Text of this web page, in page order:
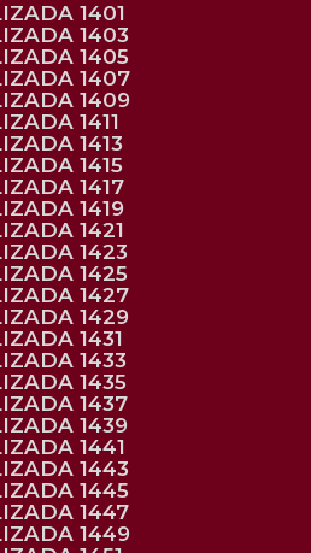
1401
1403
1405
1407
1409
1411
1413
1415
1417
1419
1421
1423
1425
1427
1429
1431
1433
1435
1437
1439
1441
1443
1445
1447
1449